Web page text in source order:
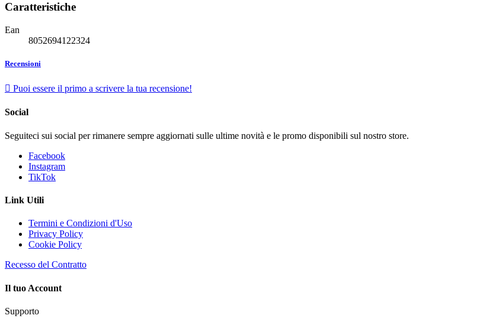
Caratteristiche
Ean
8052694122324
Recensioni
 Puoi essere il primo a scrivere la tua recensione!
Social
Seguiteci sui social per rimanere sempre aggiornati sulle ultime novità e le promo disponibili sul nostro store.
Facebook
Instagram
TikTok
Link Utili
Termini e Condizioni d'Uso
Privacy Policy
Cookie Policy
Recesso del Contratto
Il tuo Account
Supporto